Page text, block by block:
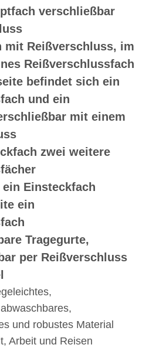
verschließbar
mit Reißverschluss, im
Reißverschlussfach
befindet sich ein
und ein
mit einem
zwei weitere
Einsteckfach
ein
Tragegurte,
per Reißverschluss
und robustes Material
Arbeit und Reisen